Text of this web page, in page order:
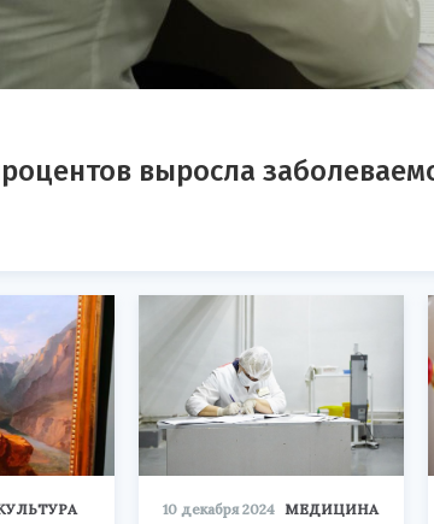
выросла
10 декабря 2024 МЕДИЦИНА